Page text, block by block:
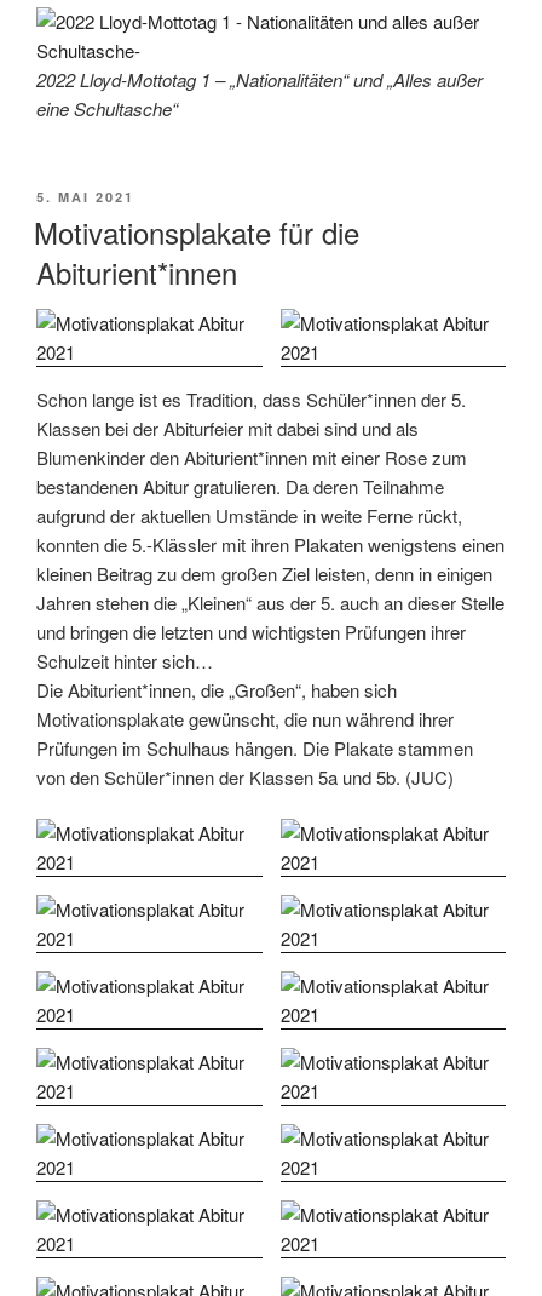
2022 Lloyd-Mottotag 1 – „Nationalitäten“ und „Alles außer
eine Schultasche“
VERÖFFENTLICHT
5. MAI 2021
Motivationsplakate für die
Abiturient*innen
Schon lange ist es Tradition, dass Schüler*innen der 5.
Klassen bei der Abiturfeier mit dabei sind und als
Blumenkinder den Abiturient*innen mit einer Rose zum
bestandenen Abitur gratulieren. Da deren Teilnahme
aufgrund der aktuellen Umstände in weite Ferne rückt,
konnten die 5.-Klässler mit ihren Plakaten wenigstens einen
kleinen Beitrag zu dem großen Ziel leisten, denn in einigen
Jahren stehen die „Kleinen“ aus der 5. auch an dieser Stelle
und bringen die letzten und wichtigsten Prüfungen ihrer
Schulzeit hinter sich…
Die Abiturient*innen, die „Großen“, haben sich
Motivationsplakate gewünscht, die nun während ihrer
Prüfungen im Schulhaus hängen. Die Plakate stammen
von den Schüler*innen der Klassen 5a und 5b. (JUC)